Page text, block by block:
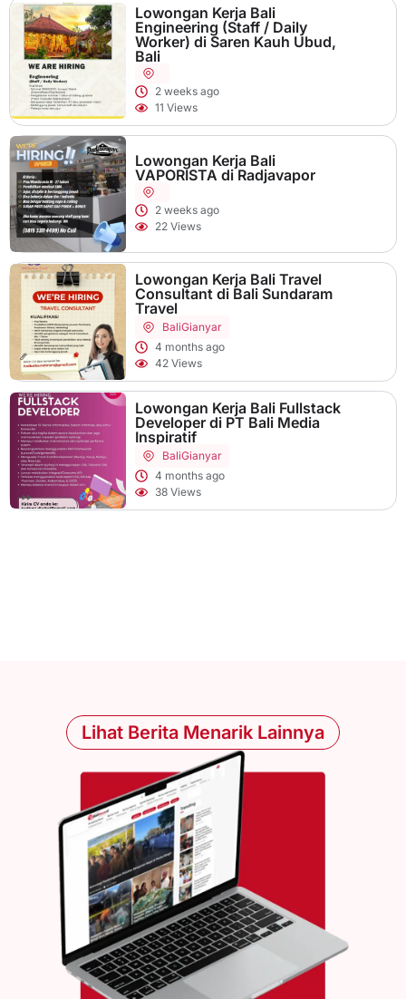
Lowongan Kerja Bali
Engineering (Staff / Daily
Worker) di Saren Kauh Ubud,
Bali
2 weeks ago
11 Views
Lowongan Kerja Bali
VAPORISTA di Radjavapor
2 weeks ago
22 Views
Lowongan Kerja Bali Travel
Consultant di Bali Sundaram
Travel
BaliGianyar
4 months ago
42 Views
Lowongan Kerja Bali Fullstack
Developer di PT Bali Media
Inspiratif
BaliGianyar
4 months ago
38 Views
Lihat Berita Menarik Lainnya